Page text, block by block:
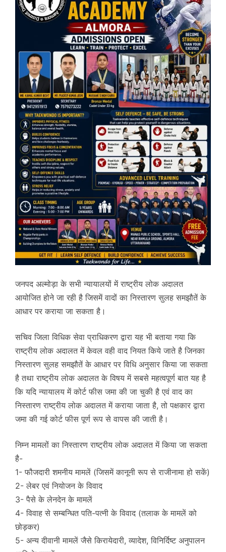
जनपद अल्मोड़ा के सभी न्यायालयों में राष्ट्रीय लोक अदालत
आयोजित होने जा रही है जिसमें वादों का निस्तारण सुलह समझौतें के
आधार पर कराया जा सकता है।
सचिव जिला विधिक सेवा प्राधिकरण द्वारा यह भी बताया गया कि
राष्ट्रीय लोक अदालत में केवल वही वाद नियत किये जाते है जिनका
निस्तारण सुलह समझौतें के आधार पर विधि अनुसार किया जा सकता
है तथा राष्ट्रीय लोक अदालत के विषय में सबसे महत्वपूर्ण बात यह है
कि यदि न्यायालय में कोर्ट फीस जमा की जा चुकी है एवं वाद का
निस्तारण राष्ट्रीय लोक अदालत में कराया जाता है, तो पक्षकार द्वारा
जमा की गई कोर्ट फीस पूर्ण रूप से वापस की जाती है।
निम्न मामलों का निस्तारण राष्ट्रीय लोक अदालत में किया जा सकता
है-
1- फौजदारी शमनीय मामलें (जिसमें कानूनी रूप से राजीनामा हो सकें)
2- लेबर एवं नियोजन के विवाद
3- पैसे के लेनदेन के मामलें
4- विवाह से सम्बन्धित पति-पत्नी के विवाद (तलाक के मामलें को
छोड़कर)
5- अन्य दीवानी मामलें जैसे किरायेदारी, व्यादेश, विनिर्दिष्ट अनुपालन